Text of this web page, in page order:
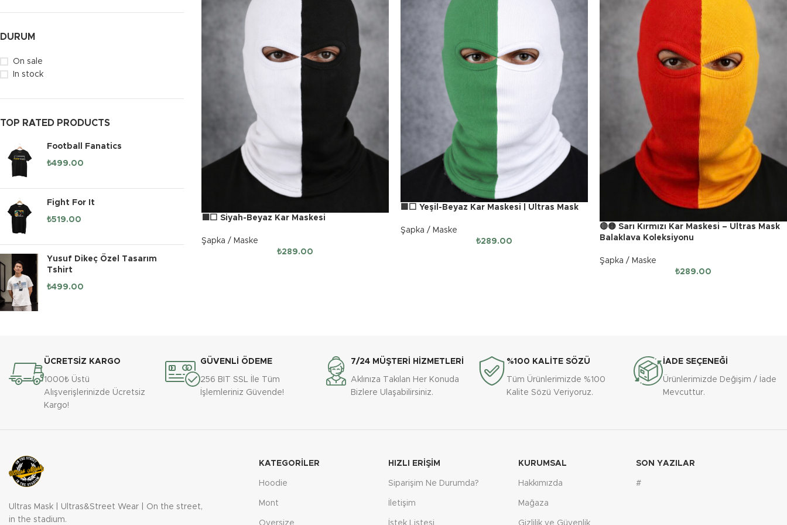
DURUM
On sale
In stock
TOP RATED PRODUCTS
Football Fanatics
₺499.00
Fight For It
₺519.00
Yusuf Dikeç Özel Tasarım
Tshirt
₺499.00
⬛⬜ Siyah-Beyaz Kar Maskesi
Şapka / Maske
₺289.00
🟩⬜ Yeşil-Beyaz Kar Maskesi | Ultras Mask
Şapka / Maske
₺289.00
🔴🟡 Sarı Kırmızı Kar Maskesi – Ultras Mask
Balaklava Koleksiyonu
Şapka / Maske
₺289.00
ÜCRETSİZ KARGO
1000₺ Üstü
Alışverişlerinizde Ücretsiz
Kargo!
GÜVENLİ ÖDEME
256 BIT SSL İle Tüm
İşlemleriniz Güvende!
7/24 MÜŞTERİ HİZMETLERİ
Aklınıza Takılan Her Konuda
Bizlere Ulaşabilirsiniz.
%100 KALİTE SÖZÜ
Tüm Ürünlerimizde %100
Kalite Sözü Veriyoruz.
İADE SEÇENEĞİ
Ürünlerimizde Değişim / İade
Mevcuttur.
Ultras Mask | Ultras&Street Wear | On the street,
in the stadium.
KATEGORILER
Hoodie
Mont
Oversize
HIZLI ERIŞIM
Siparişim Ne Durumda?
İletişim
İstek Listesi
KURUMSAL
Hakkımızda
Mağaza
Gizlilik ve Güvenlik
SON YAZILAR
#